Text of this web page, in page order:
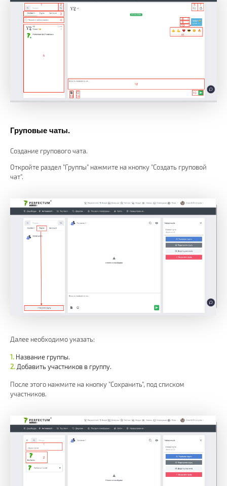
Груповые чаты.
Создание групового чата.
Откройте раздел "Группы" нажмите на кнопку "Создать груповой
чат".
Далее необходимо указать:
Название группы.
Добавить участников в группу.
После этого нажмите на кнопку "Сохранить", под списком
участников.